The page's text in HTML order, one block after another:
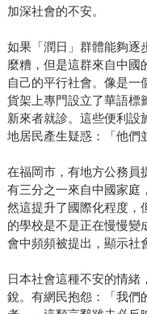
加深社會的不安。
如果「潤日」群體能夠逐
麼糟，但是這群來自中國
自己的平行社會。像是一
貨架上專門設立了華語標
新來者就診。這些便利設
地居民產生疑惑：「他們
在福岡市，有地方公務員
有三分之一來自中國家庭
然這提升了國際化程度，
的學校是不是正在慢慢變
會中頻頻被提出，顯示社
日本社會這種不安的情緒
銳。有網民抱怨：「我們